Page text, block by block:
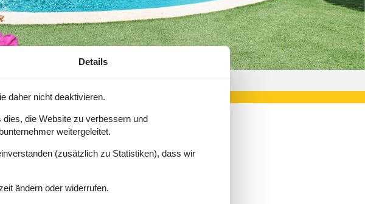
Blanca Urlaub 147-EBI446
und Herumtoben ein.
Attraktionen.
Details
daher nicht deaktivieren.
die Website zu verbessern und
weitergeleitet.
(zusätzlich zu Statistiken), dass wir
ändern oder widerrufen.